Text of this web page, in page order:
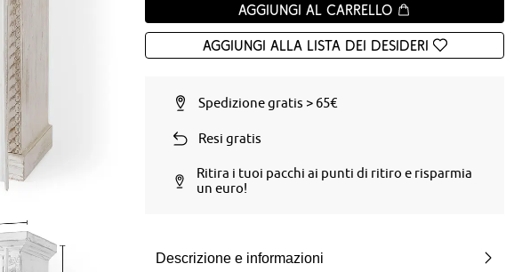
Aggiungi al carrello
Aggiungi alla Lista dei desideri
Spedizione gratis > 65€
Resi gratis
Ritira i tuoi pacchi ai punti di ritiro e risparmia
un euro!
Descrizione e informazioni